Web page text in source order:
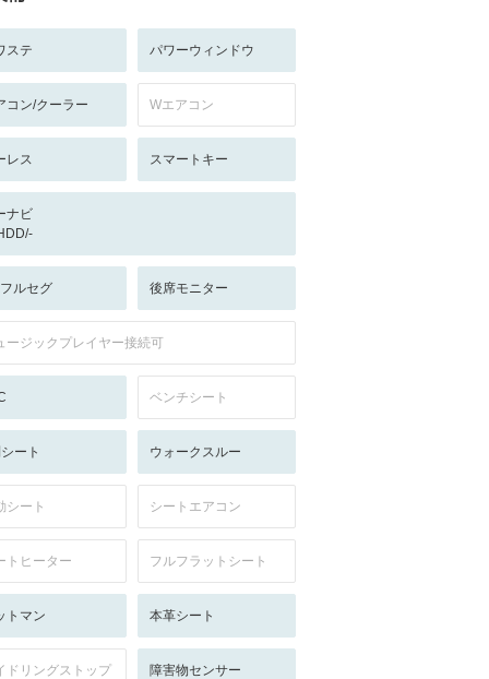
ステ パワーウィンドウ
コン/クーラー Wエアコン
レス スマートキー
ナビ
ルセグ 後席モニター
ージックプレイヤー接続可
ベンチシート
ート ウォークスルー
シート シートエアコン
トヒーター フルフラットシート
トマン 本革シート
ドリングストップ 障害物センサー